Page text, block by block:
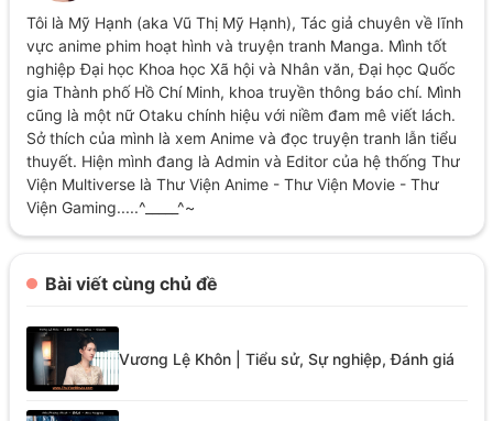
Tôi là Mỹ Hạnh (aka Vũ Thị Mỹ Hạnh), Tác giả chuyên về lĩnh
vực anime phim hoạt hình và truyện tranh Manga. Mình tốt
nghiệp Đại học Khoa học Xã hội và Nhân văn, Đại học Quốc
gia Thành phố Hồ Chí Minh, khoa truyền thông báo chí. Mình
cũng là một nữ Otaku chính hiệu với niềm đam mê viết lách.
Sở thích của mình là xem Anime và đọc truyện tranh lẫn tiểu
thuyết. Hiện mình đang là Admin và Editor của hệ thống Thư
Viện Multiverse là Thư Viện Anime - Thư Viện Movie - Thư
Viện Gaming.....^_____^~
Bài viết cùng chủ đề
Vương Lệ Khôn | Tiểu sử, Sự nghiệp, Đánh giá